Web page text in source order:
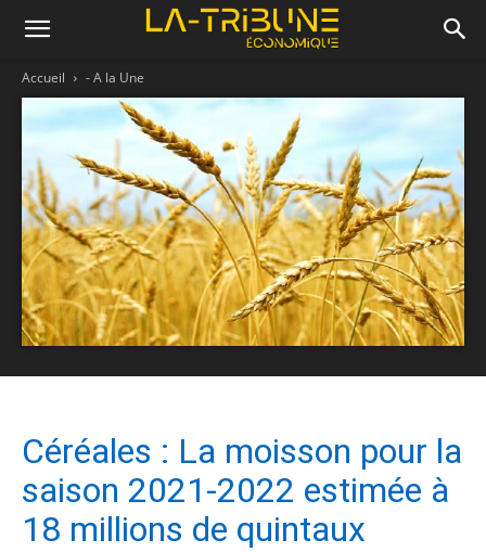
Accueil - A la Une
Céréales : La moisson pour la
saison 2021-2022 estimée à
18 millions de quintaux